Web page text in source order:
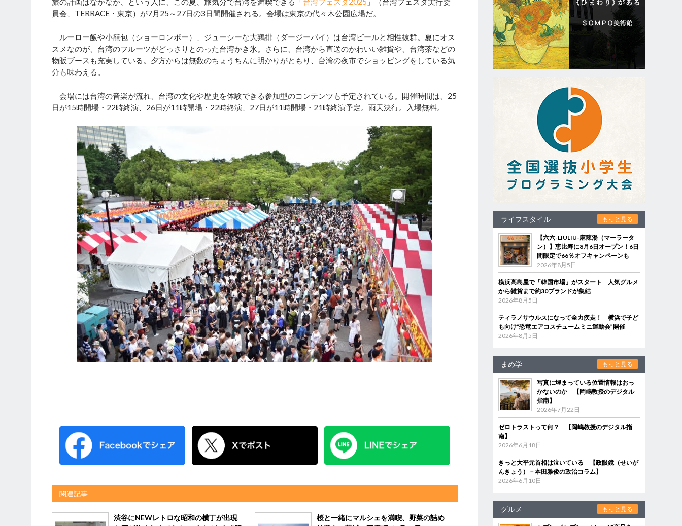
員会、TERRACE・東京）が7月25～27日の3日間開催される。会場は東京の代々木公園広場だ。
ルーロー飯や小籠包（ショーロンポー）、ジューシーな大鶏排（ダージーパイ）は台湾ビールと相性抜群。夏にオス
スメなのが、台湾のフルーツがどっさりとのった台湾かき氷。さらに、台湾から直送のかわいい雑貨や、台湾茶などの
物販ブースも充実している。夕方からは無数のちょうちんに明かりがともり、台湾の夜市でショッピングをしている気
分も味わえる。
会場には台湾の音楽が流れ、台湾の文化や歴史を体験できる参加型のコンテンツも予定されている。開催時間は、25
日が15時開場・22時終演、26日が11時開場・22時終演、27日が11時開場・21時終演予定。雨天決行。入場無料。
関連記事
渋谷にNEWレトロな昭和の横丁が出現
桜と一緒にマルシェを満喫、野菜の詰め
ライフスタイル もっと見る
【六六-LIULIU-麻辣湯（マーラータ
ン）】恵比寿に8月6日オープン！6日
間限定で66％オフキャンペーンも
2026年8月5日
横浜高島屋で「韓国市場」がスタート 人気グルメ
から雑貨まで約30ブランドが集結
2026年8月5日
ティラノサウルスになって全力疾走！ 横浜で子ど
も向け“恐竜エアコスチュームミニ運動会”開催
2026年8月5日
まめ学 もっと見る
写真に埋まっている位置情報はおっ
かないのか 【岡嶋教授のデジタル
指南】
2026年7月22日
ゼロトラストって何？ 【岡嶋教授のデジタル指
南】
2026年6月18日
きっと大平元首相は泣いている 【政眼鏡（せいが
んきょう）－本田雅俊の政治コラム】
2026年6月10日
グルメ もっと見る